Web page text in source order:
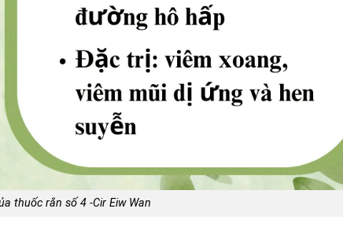
thuốc rắn số 4 -Cir Eiw Wan